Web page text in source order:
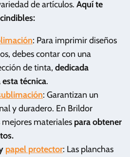
de artículos. Aquí te
: Para imprimir diseños
debes contar con una
de tinta, dedicada
técnica.
: Garantizan un
y duradero. En Brildor
materiales para obtener
papel protector: Las planchas